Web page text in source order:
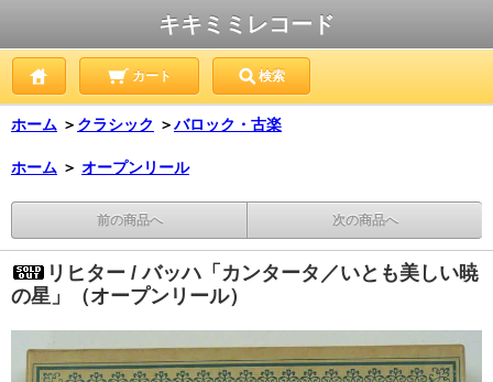
キキミミレコード
カート 検索
ホーム ＞ クラシック ＞バロック・古楽
ホーム ＞ オープンリール
前の商品へ 次の商品へ
リヒター / バッハ「カンタータ／いとも美しい暁
の星」（オープンリール）